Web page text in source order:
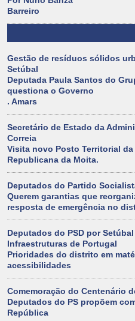
Barreiro
Gestão de resíduos sólidos
Setúbal
Deputada Paula Santos do
questiona o Governo
. Amars
Secretário de Estado da
Correia
Visita novo Posto Territorial da
Republicana da Moita.
Deputados do Partido
Querem garantias que
resposta de emergência no
Deputados do PSD por
Infraestruturas de Portugal
Prioridades do distrito em
acessibilidades
Comemoração do Centenário
Deputados do PS propõem
República